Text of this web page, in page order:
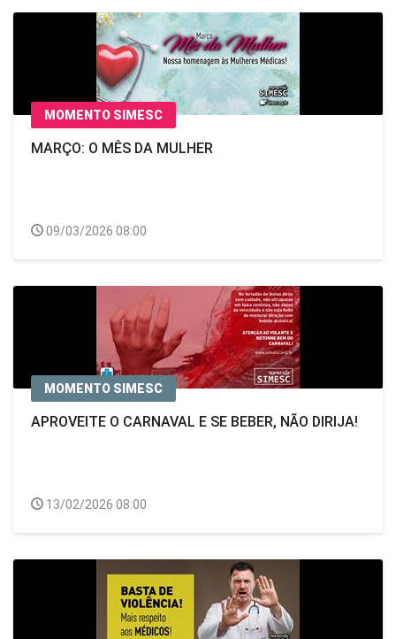
MOMENTO SIMESC
MARÇO: O MÊS DA MULHER
09/03/2026 08:00
MOMENTO SIMESC
APROVEITE O CARNAVAL E SE BEBER, NÃO DIRIJA!
13/02/2026 08:00